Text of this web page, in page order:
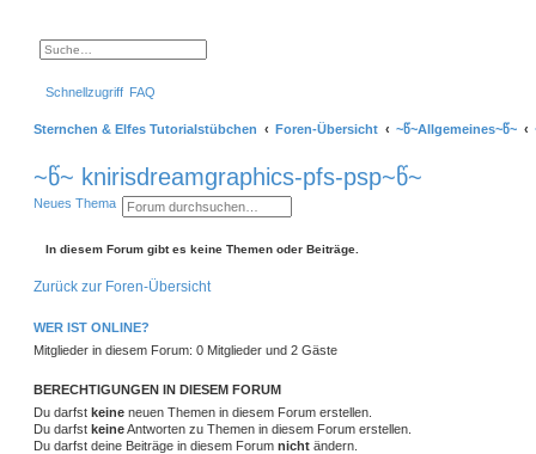
t
e
e
S
u
c
Schnellzugriff FAQ
Sternchen & Elfes Tutorialstübchen Foren-Übersicht ~წ~Allgemeines~წ~
~წ~ knirisdreamgraphics-pfs-psp~წ~
Neues Thema S
u
h
E
r
e
e
e
S
u
h
In diesem Forum gibt es keine Themen oder Beiträge.
Zurück zur Foren-Übersicht
WER IST ONLINE?
Mitglieder in diesem Forum: 0 Mitglieder und 2 Gäste
BERECHTIGUNGEN IN DIESEM FORUM
Du darfst keine neuen Themen in diesem Forum erstellen.
Du darfst keineAntworten zu Themen in diesem Forum erstellen.
Du darfst deine Beiträge in diesem Forum nicht ändern.